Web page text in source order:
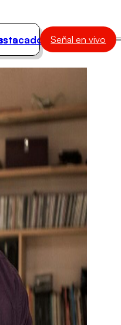
Señal en vivo